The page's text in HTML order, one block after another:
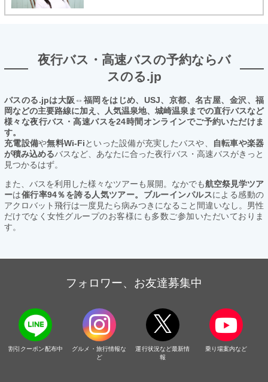
夜行バス・高速バスの予約ならバ
スのる.jp
バスのる.jpは大阪⇔福岡をはじめ、USJ、京都、名古屋、金沢、福
岡などの主要路線に加え、人気温泉地、城崎温泉までの直行バスなど
様々な夜行バス・高速バスを24時間オンラインでご予約いただけま
す。
充電設備や無料Wi-Fiといった設備が充実したバスや、
自転車や楽器
が積み込めるバスなど、あなたに合った夜行バス・高速バスがきっと
見つかるはず。
また、バスを利用した様々なツアーも展開。なかでも航空祭見学ツア
ーは催行率94％を誇る人気ツアー。ブルーインパルスによる感動の
アクロバット飛行は一度見たら病みつきになること間違いなし。男性
だけでなく女性グループのお客様にも多数ご参加いただいておりま
す。
フォロワー、お友達募集中
割引クーポン配布中
グルメ・旅行情報な
ど
運行状況など最新情
報
乗り場案内など